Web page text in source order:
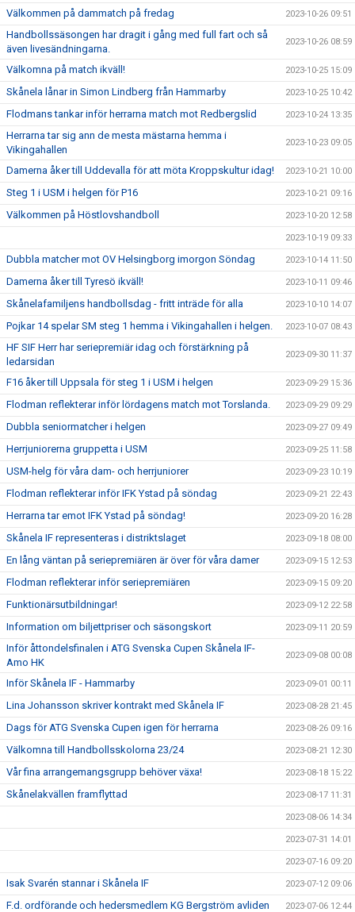
Välkommen på dammatch på fredag 2023-10-26 09:51
Handbollssäsongen har dragit i gång med full fart och så
även livesändningarna.
2023-10-26 08:59
Välkomna på match ikväll! 2023-10-25 15:09
Skånela lånar in Simon Lindberg från Hammarby 2023-10-25 10:42
Flodmans tankar inför herrarna match mot Redbergslid 2023-10-24 13:35
Herrarna tar sig ann de mesta mästarna hemma i
Vikingahallen
2023-10-23 09:05
Damerna åker till Uddevalla för att möta Kroppskultur idag! 2023-10-21 10:00
Steg 1 i USM i helgen för P16 2023-10-21 09:16
Välkommen på Höstlovshandboll 2023-10-20 12:58
2023-10-19 09:33
Dubbla matcher mot OV Helsingborg imorgon Söndag 2023-10-14 11:50
Damerna åker till Tyresö ikväll! 2023-10-11 09:46
Skånelafamiljens handbollsdag - fritt inträde för alla 2023-10-10 14:07
Pojkar 14 spelar SM steg 1 hemma i Vikingahallen i helgen. 2023-10-07 08:43
HF SIF Herr har seriepremiär idag och förstärkning på
ledarsidan
2023-09-30 11:37
F16 åker till Uppsala för steg 1 i USM i helgen 2023-09-29 15:36
Flodman reflekterar inför lördagens match mot Torslanda. 2023-09-29 09:29
Dubbla seniormatcher i helgen 2023-09-27 09:49
Herrjuniorerna gruppetta i USM 2023-09-25 11:58
USM-helg för våra dam- och herrjuniorer 2023-09-23 10:19
Flodman reflekterar inför IFK Ystad på söndag 2023-09-21 22:43
Herrarna tar emot IFK Ystad på söndag! 2023-09-20 16:28
Skånela IF representeras i distriktslaget 2023-09-18 08:00
En lång väntan på seriepremiären är över för våra damer 2023-09-15 12:53
Flodman reflekterar inför seriepremiären 2023-09-15 09:20
Funktionärsutbildningar! 2023-09-12 22:58
Information om biljettpriser och säsongskort 2023-09-11 20:59
Inför åttondelsfinalen i ATG Svenska Cupen Skånela IF-
Amo HK
2023-09-08 00:08
Inför Skånela IF - Hammarby 2023-09-01 00:11
Lina Johansson skriver kontrakt med Skånela IF 2023-08-28 21:45
Dags för ATG Svenska Cupen igen för herrarna 2023-08-26 09:16
Välkomna till Handbollsskolorna 23/24 2023-08-21 12:30
Vår fina arrangemangsgrupp behöver växa! 2023-08-18 15:22
Skånelakvällen framflyttad 2023-08-17 11:31
2023-08-06 14:34
2023-07-31 14:01
2023-07-16 09:20
Isak Svarén stannar i Skånela IF 2023-07-12 09:06
F.d. ordförande och hedersmedlem KG Bergström avliden 2023-07-06 12:44